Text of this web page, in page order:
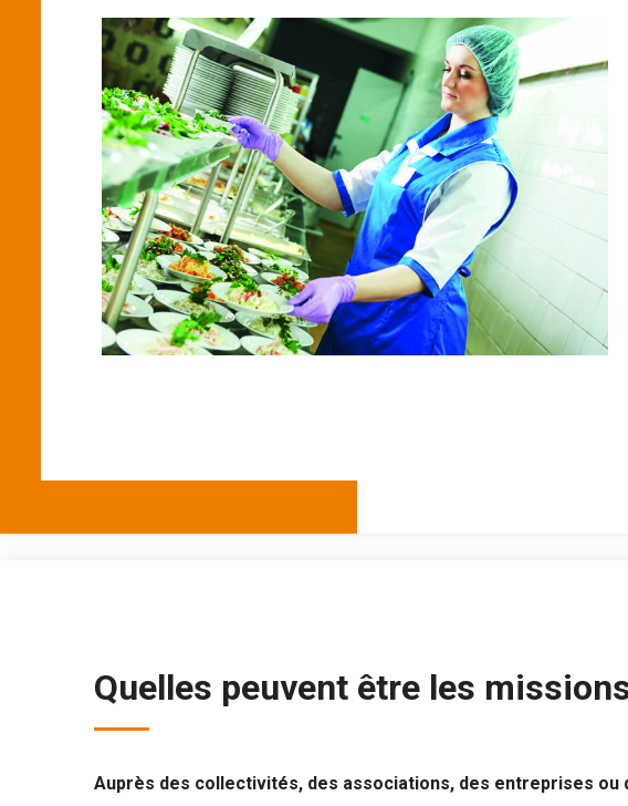
Quelles peuvent être les
Auprès des collectivités, des associations, des entreprises ou